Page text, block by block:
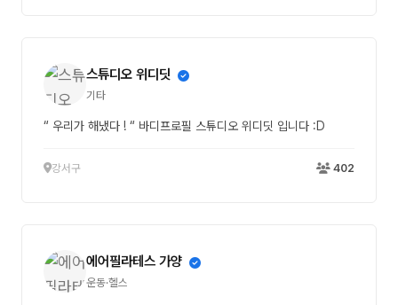
스튜디오 위디딧
기타
“ 우리가 해냈다 ! “ 바디프로필 스튜디오 위디딧 입니다 :D
강서구 402
에어필라테스 가양
운동·헬스